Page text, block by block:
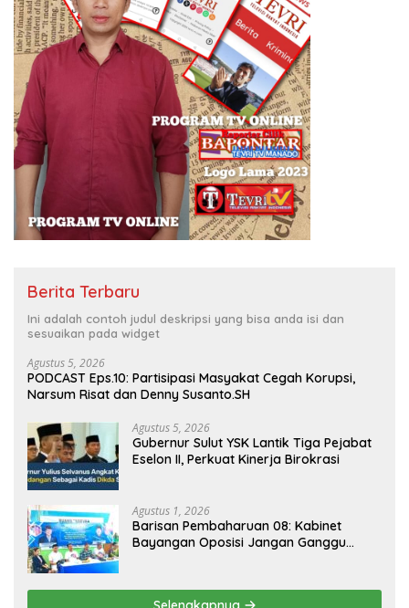
Berita Terbaru
Ini adalah contoh judul deskripsi yang bisa anda isi dan
sesuaikan pada widget
Agustus 5, 2026
PODCAST Eps.10: Partisipasi Masyakat Cegah Korupsi,
Narsum Risat dan Denny Susanto.SH
Agustus 5, 2026
Gubernur Sulut YSK Lantik Tiga Pejabat
Eselon II, Perkuat Kinerja Birokrasi
Agustus 1, 2026
Barisan Pembaharuan 08: Kabinet
Bayangan Oposisi Jangan Ganggu